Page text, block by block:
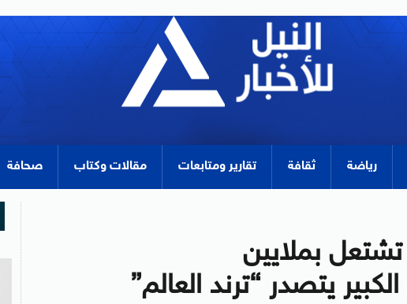
رياضة ثقافة تقارير ومتابعات مقالات وكتاب صحافة
بملايين
يتصدر “ترند العالم”